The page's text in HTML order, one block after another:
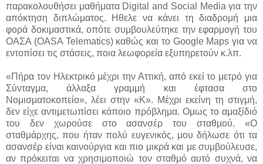
παρακολουθήσει μαθήματα Digital and Social Μedia για την
απόκτηση διπλώματος. Ηθελε να κάνει τη διαδρομή μια
φορά δοκιμαστικά, οπότε συμβουλεύτηκε την εφαρμογή του
ΟΑΣΑ (OASA Telematics) καθώς και το Google Maps για να
εντοπίσει τις στάσεις, ποια λεωφορεία εξυπηρετούν κ.λπ.
«Πήρα τον Ηλεκτρικό μέχρι την Αττική, από εκεί το μετρό για
Σύνταγμα, άλλαξα γραμμή και έφτασα στο
Νομισματοκοπείο», λέει στην «Κ». Μέχρι εκείνη τη στιγμή,
δεν είχε αντιμετωπίσει κάποιο πρόβλημα. Ομως το αμαξίδιό
του δεν χωρούσε στο ασανσέρ του σταθμού. «Ο
σταθμάρχης, που ήταν πολύ ευγενικός, μου δήλωσε ότι τα
ασανσέρ είναι καινούργια και πιο μικρά και με συμβούλευσε,
αν πρόκειται να χρησιμοποιώ τον σταθμό αυτό συχνά, να